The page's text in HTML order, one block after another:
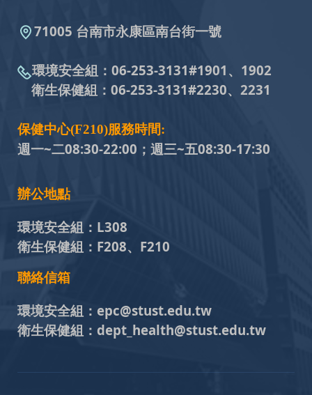
71005 台南市永康區南台街一號
環境安全組： 06-253-3131#1901、1902
衛生保健組： 06-253-3131#2230、2231
保健中心(F210)服務時間:
週一~二08:30-22:00；週三~五08:30-17:30
辦公地點
環境安全組： L308
衛生保健組： F208、F210
聯絡信箱
環境安全組： epc@stust.edu.tw
衛生保健組： dept_health@stust.edu.tw